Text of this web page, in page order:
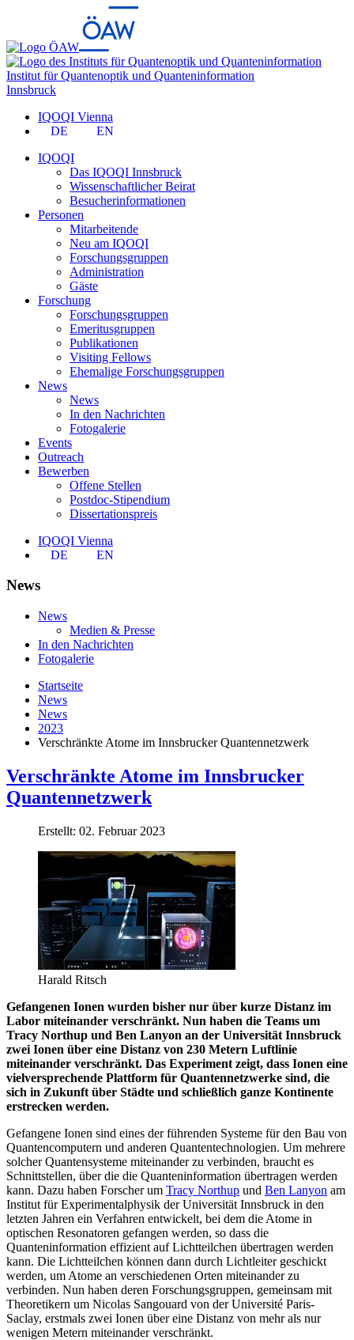
Institut für Quantenoptik und Quanteninformation
Innsbruck
IQOQI Vienna
DE
EN
IQOQI
Das IQOQI Innsbruck
Wissenschaftlicher Beirat
Besucherinformationen
Personen
Mitarbeitende
Neu am IQOQI
Forschungsgruppen
Administration
Gäste
Forschung
Forschungsgruppen
Emeritusgruppen
Publikationen
Visiting Fellows
Ehemalige Forschungsgruppen
News
News
In den Nachrichten
Fotogalerie
Events
Outreach
Bewerben
Offene Stellen
Postdoc-Stipendium
Dissertationspreis
IQOQI Vienna
DE
EN
News
News
Medien & Presse
In den Nachrichten
Fotogalerie
Startseite
News
News
2023
Ver­schränkte Atome im Inns­bru­cker Quan­ten­netz­werk
Ver­schränkte Atome im Inns­bru­cker
Quan­ten­netz­werk
Erstellt: 02. Februar 2023
Harald Ritsch
Gefangenen Ionen wurden bisher nur über kurze Distanz im
Labor miteinander verschränkt. Nun haben die Teams um
Tracy Northup und Ben Lanyon an der Universität Innsbruck
zwei Ionen über eine Distanz von 230 Metern Luftlinie
miteinander verschränkt. Das Experiment zeigt, dass Ionen eine
vielversprechende Plattform für Quantennetzwerke sind, die
sich in Zukunft über Städte und schließlich ganze Kontinente
erstrecken werden.
Gefangene Ionen sind eines der führenden Systeme für den Bau von
Quantencomputern und anderen Quantentechnologien. Um mehrere
solcher Quantensysteme miteinander zu verbinden, braucht es
Schnittstellen, über die die Quanteninformation übertragen werden
kann. Dazu haben Forscher um Tracy Northup und Ben Lanyon am
Institut für Experimentalphysik der Universität Innsbruck in den
letzten Jahren ein Verfahren entwickelt, bei dem die Atome in
optischen Resonatoren gefangen werden, so dass die
Quanteninformation effizient auf Lichtteilchen übertragen werden
kann. Die Lichtteilchen können dann durch Lichtleiter geschickt
werden, um Atome an verschiedenen Orten miteinander zu
verbinden. Nun haben deren Forschungsgruppen, gemeinsam mit
Theoretikern um Nicolas Sangouard von der Université Paris-
Saclay, erstmals zwei Ionen über eine Distanz von mehr als nur
wenigen Metern miteinander verschränkt.